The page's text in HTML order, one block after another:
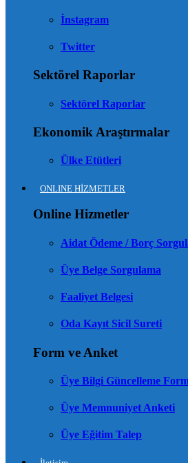
İnstagram
Twitter
Sektörel Raporlar
Sektörel Raporlar
Ekonomik Araştırmalar
Ülke Etütleri
ONLINE HİZMETLER
Online Hizmetler
Aidat Ödeme / Borç
Üye Belge Sorgulama
Faaliyet Belgesi
Oda Kayıt Sicil Sureti
Form ve Anket
Üye Bilgi Güncelleme
Üye Memnuniyet Anketi
Üye Eğitim Talep